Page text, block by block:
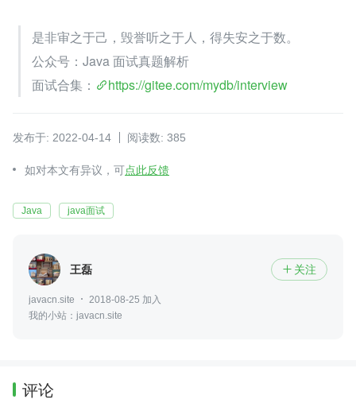
是非审之于己，毁誉听之于人，得失安之于数。
公众号：Java 面试真题解析
面试合集：
https://gitee.com/mydb/interview
发布于: 2022-04-14 阅读数: 385
如对本文有异议，可点此反馈
Java java面试
王磊  关注
javacn.site
2018-08-25 加入
我的小站：javacn.site
评论